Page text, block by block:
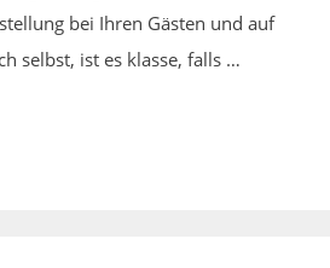
bei Ihren Gästen und auf
selbst, ist es klasse, falls …